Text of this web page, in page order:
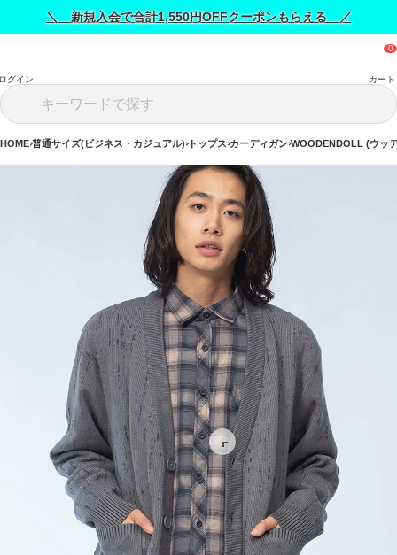
＼ 新規入会で合計1,550円OFFクーポンもらえる ／
グイン カート
HOME 普通サイズ(ビジネス・カジュアル) トップス カーディガン WOODENDOLL (ウッ